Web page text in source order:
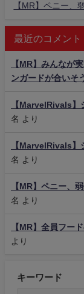
【MR】ペニー、
最近のコメント
【MR】みんなが
ンガードが合いそ
【MarvelRivals】
名 より
【MarvelRivals】
名 より
【MR】ペニー、
名 より
【MR】全員フー
より
キーワード